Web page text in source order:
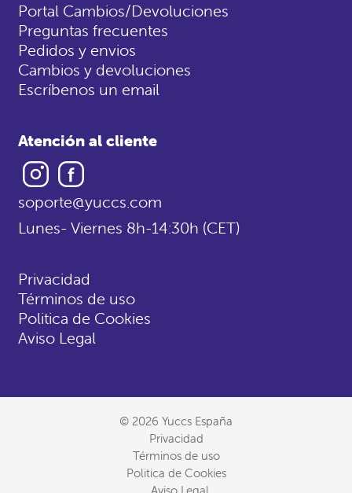
Portal Cambios/Devoluciones
Preguntas frecuentes
Pedidos y envios
Cambios y devoluciones
Escríbenos un email
Atención al cliente
Instagram
soporte@yuccs.com
Lunes- Viernes 8h-14:30h (CET)
Privacidad
Términos de uso
Politica de Cookies
Aviso Legal
© 2026 Yuccs España
Privacidad
Términos de uso
Politica de Cookies